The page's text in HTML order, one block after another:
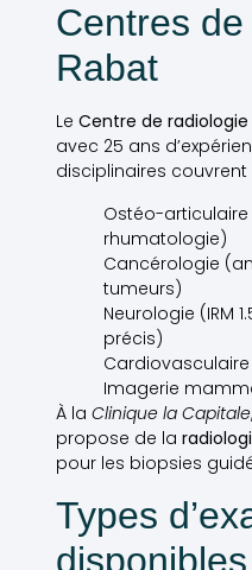
Centres
Rabat
Le Centre de radiologie
avec 25 ans
disciplinaires couvrent
Ostéo-
rhumatologie)
Cancérologie
tumeurs)
Neurologie (IRM
précis)
Imagerie
À la Clinique la Capitale
propose de la
pour les biopsies
Types
disponibles